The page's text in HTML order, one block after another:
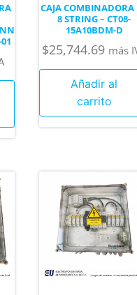
CAJA COMBINADORA
8 STRING – CT08-
15A10BDM-D
$25,744.69 más
Añadir al
carrito